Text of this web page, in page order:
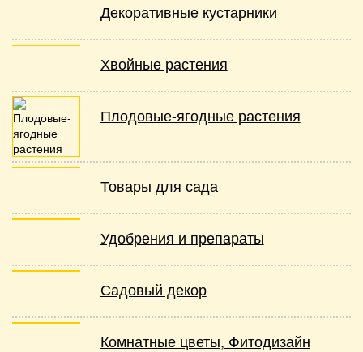
Декоративные кустарники
Хвойные растения
Плодовые-ягодные растения
Товары для сада
Удобрения и препараты
Садовый декор
Комнатные цветы, Фитодизайн